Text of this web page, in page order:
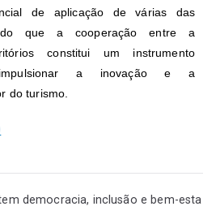
de aplicação de várias das
que a cooperação entre a
constitui um instrumento
a inovação e a
do turismo.
democracia, inclusão e bem-esta